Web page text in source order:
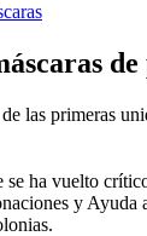
las primeras
se ha vuelto
y